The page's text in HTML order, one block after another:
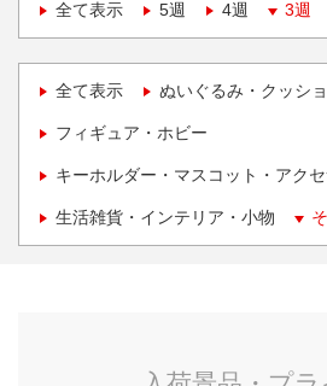
全て表示
5週 4週 3週
全て表示 ぬいぐるみ・クッシ
フィギュア・ホビー
キーホルダー・マスコット・アク
生活雑貨・インテリア・小物